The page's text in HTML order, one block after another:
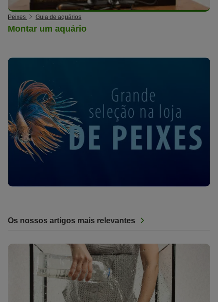
Peixes Guia de aquários
Montar um aquário
Os nossos artigos mais relevantes